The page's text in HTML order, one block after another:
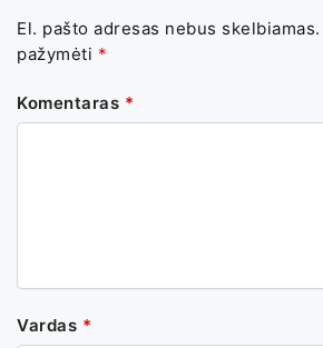
El. pašto adresas nebus skelbiamas.
pažymėti *
Komentaras *
Vardas *